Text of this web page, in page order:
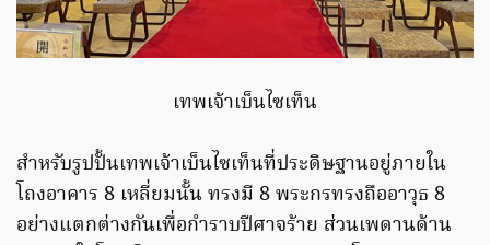
เทพเจ้าเบ็นไซเท็น
สำหรับรูปปั้นเทพเจ้าเบ็นไซเท็นที่ประดิษฐานอยู่ภายใน
โถงอาคาร 8 เหลี่ยมนั้น ทรงมี 8 พระกรทรงถืออาวุธ 8
อย่างแตกต่างกันเพื่อกำราบปีศาจร้าย ส่วนเพดานด้าน